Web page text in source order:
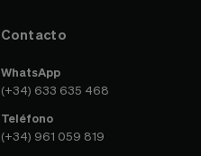
Contacto
WhatsApp
(+34) 633 635 468
Teléfono
(+34) 961 059 819